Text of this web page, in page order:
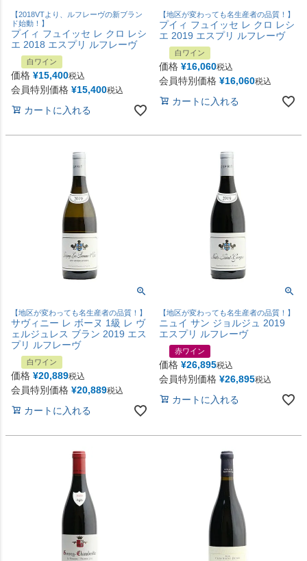
【2018VTより、ルフレーヴの新ブラン
ド始動！】
プイィ フュイッセ レ クロ レシ
エ 2018 エスプリ ルフレーヴ
白ワイン
価格 ¥15,400税込
会員特別価格 ¥15,400税込
カートに入れる
【地区が変わっても名生産者の品質！】
プイィ フュイッセ レ クロ レシ
エ 2019 エスプリ ルフレーヴ
白ワイン
価格 ¥16,060税込
会員特別価格 ¥16,060税込
カートに入れる
【地区が変わっても名生産者の品質！】
サヴィニー レ ボーヌ 1級 レ ヴ
ェルジュレス ブラン 2019 エス
プリ ルフレーヴ
白ワイン
価格 ¥20,889税込
会員特別価格 ¥20,889税込
カートに入れる
【地区が変わっても名生産者の品質！】
ニュイ サン ジョルジュ 2019
エスプリ ルフレーヴ
赤ワイン
価格 ¥26,895税込
会員特別価格 ¥26,895税込
カートに入れる